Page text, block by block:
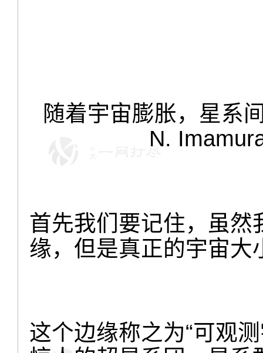
随着宇宙膨胀，星系
N.
首先我们要记住，虽
缘，但是真正的宇宙大
这个边缘称之为“可观